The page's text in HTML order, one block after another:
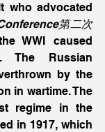
who advocated
第二次
WWI caused
The Russian
by the
in wartime. The
regime in the
in 1917, which